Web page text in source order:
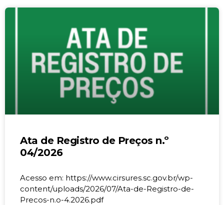
Ata de Registro de Preços n.º
04/2026
Acesso em: https://www.cirsures.sc.gov.br/wp-
content/uploads/2026/07/Ata-de-Registro-de-
Precos-n.o-4.2026.pdf